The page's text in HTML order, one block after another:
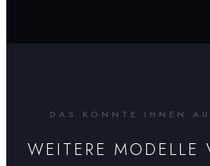
DAS KÖNNTE IHNEN
WEITERE MODELLE